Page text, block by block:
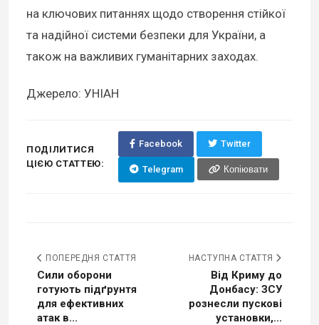
на ключових питаннях щодо створення стійкої
та надійної системи безпеки для України, а
також на важливих гуманітарних заходах.
Джерело: УНІАН
ПОДІЛИТИСЯ
ЦІЄЮ СТАТТЕЮ:
Facebook Twitter
Telegram Копіювати
ПОПЕРЕДНЯ СТАТТЯ
Сили оборони
готують підґрунтя
для ефективних
атак в...
НАСТУПНА СТАТТЯ
Від Криму до
Донбасу: ЗСУ
рознесли пускові
установки,...